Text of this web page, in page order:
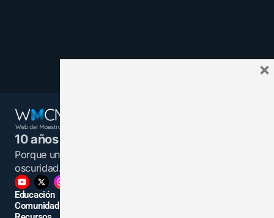
10 años juntos y más unidos.
Porque un maestro informado es una luz en la
oscuridad.
Educación
Comunidad
×